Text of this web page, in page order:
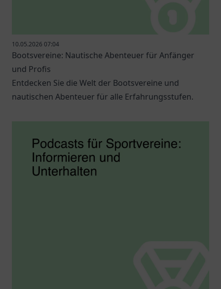
10.05.2026 07:04
Bootsvereine: Nautische Abenteuer für Anfänger
und Profis
Entdecken Sie die Welt der Bootsvereine und
nautischen Abenteuer für alle Erfahrungsstufen.